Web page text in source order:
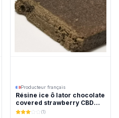
Producteur français
Résine ice ô lator chocolate
covered strawberry CBD
190/45u
(1)